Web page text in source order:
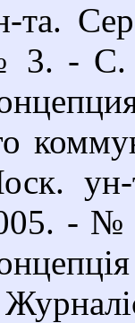
та.
- С.
- №